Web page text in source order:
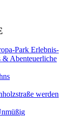
Park Erlebnis-
& Abenteuerliche
werden